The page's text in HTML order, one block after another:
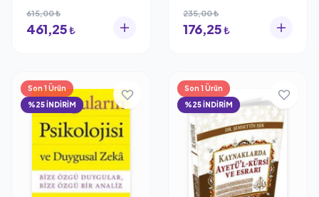
Meselesi / /
615,00 ₺
461,25₺
235,00 ₺
176,25₺
Son 1 Ürün
%25 İNDİRİM
Son 1 Ürün
%25 İNDİRİM